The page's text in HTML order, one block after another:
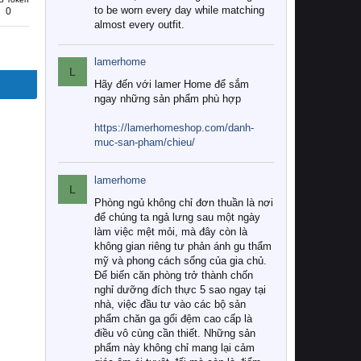
0
to be worn every day while matching
almost every outfit.
L
lamerhome
Hãy đến với lamer Home để sắm
ngay những sản phẩm phù hợp
https://lamerhomeshop.com/danh-
muc-san-pham/chieu/
L
lamerhome
Phòng ngủ không chỉ đơn thuần là nơi
để chúng ta ngả lưng sau một ngày
làm việc mệt mỏi, mà đây còn là
không gian riêng tư phản ánh gu thẩm
mỹ và phong cách sống của gia chủ.
Để biến căn phòng trở thành chốn
nghỉ dưỡng đích thực 5 sao ngay tại
nhà, việc đầu tư vào các bộ sản
phẩm chăn ga gối đệm cao cấp là
điều vô cùng cần thiết. Những sản
phẩm này không chỉ mang lại cảm